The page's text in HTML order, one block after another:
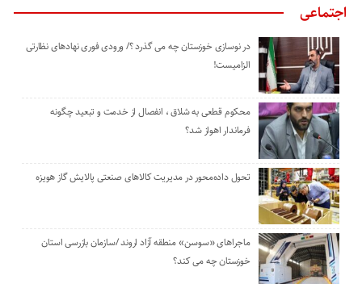
اجتماعی
در نوسازی خوزستان چه می گذرد ؟/ ورودی فوری نهادهای نظارتی
الزامیست!
محکوم قطعی به شلاق ، انفصال از خدمت و تبعید چگونه
فرماندار اهواز شد؟
تحول داده‌محور در مدیریت کالاهای صنعتی پالایش گاز هویزه
ماجراهای «سوسن» منطقه آزاد اروند /سازمان بازرسی استان
خوزستان چه می کند؟